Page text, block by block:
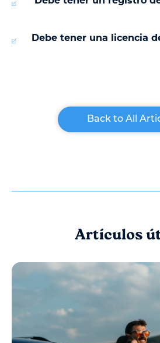
Debe tener una licencia
Back to All
Artículos